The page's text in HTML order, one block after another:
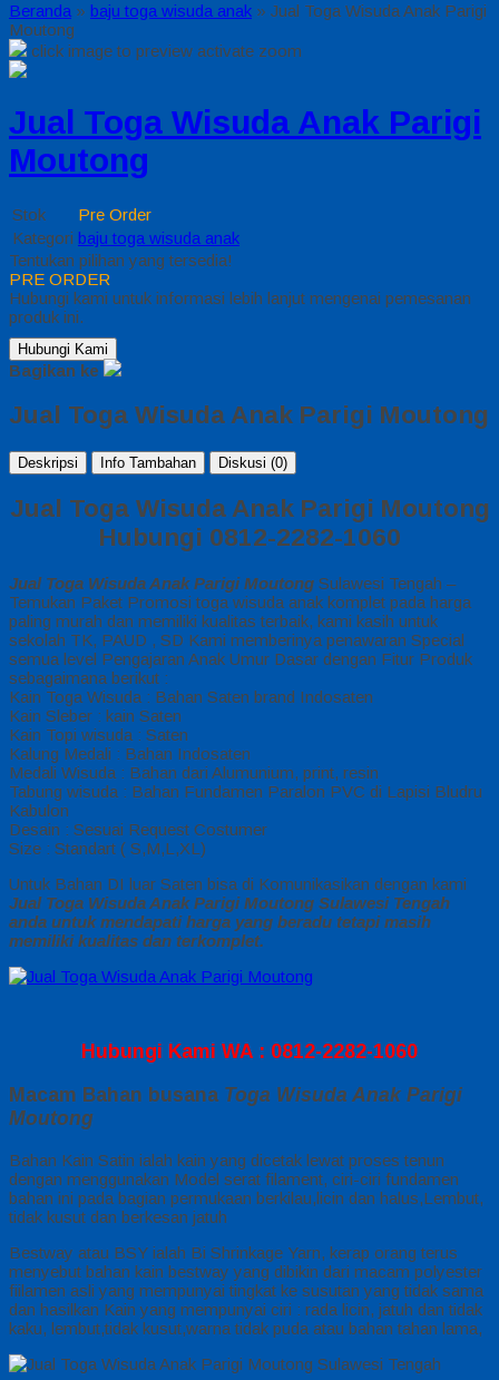
Beranda » baju toga wisuda anak » Jual Toga Wisuda Anak Parigi
Moutong
click image to preview activate zoom
Jual Toga Wisuda Anak Parigi
Moutong
Stok
Pre Order
Kategori baju toga wisuda anak
Tentukan pilihan yang tersedia!
PRE ORDER
Hubungi kami untuk informasi lebih lanjut mengenai pemesanan
produk ini.
Hubungi Kami
Bagikan ke
Jual Toga Wisuda Anak Parigi Moutong
Deskripsi Info Tambahan Diskusi (0)
Jual Toga Wisuda Anak Parigi Moutong
Hubungi 0812-2282-1060
Jual Toga Wisuda Anak Parigi Moutong Sulawesi Tengah –
Temukan Paket Promosi toga wisuda anak komplet pada harga
paling murah dan memiliki kualitas terbaik, kami kasih untuk
sekolah TK, PAUD , SD Kami memberinya penawaran Special
semua level Pengajaran Anak Umur Dasar dengan Fitur Produk
sebagaimana berikut :
Kain Toga Wisuda : Bahan Saten brand Indosaten
Kain Sleber : kain Saten
Kain Topi wisuda : Saten
Kalung Medali : Bahan Indosaten
Medali Wisuda : Bahan dari Alumunium, print, resin
Tabung wisuda : Bahan Fundamen Paralon PVC di Lapisi Bludru
Kabulon
Desain : Sesuai Request Costumer
Size : Standart ( S,M,L,XL)
Untuk Bahan DI luar Saten bisa di Komunikasikan dengan kami
Jual Toga Wisuda Anak Parigi Moutong Sulawesi Tengah
anda untuk mendapati harga yang beradu tetapi masih
memiliki kualitas dan terkomplet.
Hubungi Kami WA : 0812-2282-1060
Macam Bahan busana Toga Wisuda Anak Parigi
Moutong
Bahan Kain Satin ialah kain yang dicetak lewat proses tenun
dengan menggunakan Model serat filament, ciri-ciri fundamen
bahan ini pada bagian permukaan berkilau,licin dan halus,Lembut,
tidak kusut dan berkesan jatuh
Bestway atau BSY ialah Bi Shrinkage Yarn, kerap orang terus
menyebut bahan kain bestway yang dibikin dari macam polyester
fiilamen asli yang mempunyai tingkat ke susutan yang tidak sama
dan hasilkan Kain yang mempunyai ciri : rada licin, jatuh dan tidak
kaku, lembut,tidak kusut,warna tidak puda atau bahan tahan lama,